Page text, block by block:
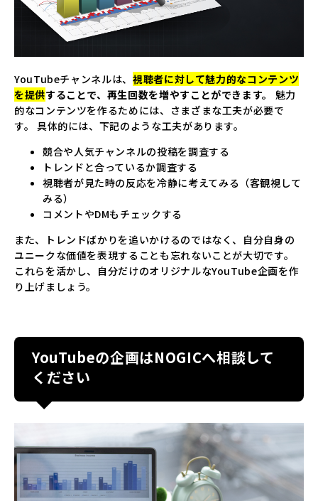
YouTubeチャンネルは、 視聴者に対して魅力的なコンテンツ
を提供することで、再生回数を増やすことができます。
魅力
的なコンテンツを作るためには、さまざまな工夫が必要で
す。 具体的には、下記のような工夫があります。
競合や人気チャンネルの投稿を調査する
トレンドと合っているか調査する
視聴者が見た時の反応を冷静に考えてみる（客観視して
みる）
コメントやDMもチェックする
また、トレンドばかりを追いかけるのではなく、自分自身の
ユニークな価値を表現することも忘れないことが大切です。
これらを活かし、自分だけのオリジナルなYouTube企画を作
り上げましょう。
YouTubeの企画はNOGICへ相談して
ください